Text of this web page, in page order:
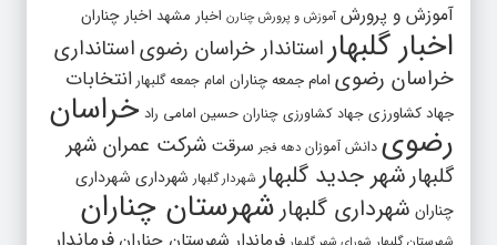
آموزش و پرورش آموزش و پرورش چنارن اخبار مشهد اخبار چناران
اخبار گلبهار استاندار خراسان رضویاستانداری
خراسان رضوی امام جمعه چناران امام جمعه گلبهار انتخابات
جهاد کشاورزی جهاد کشاورزی چناران حسین امامی راد خراسان
رضوی دانش آموزان دهه فجر سرقت شرکت عمران شهر
گلبهارشهر جدید گلبهار شهردار گلبهار شهرداری شهرداری
چناران شهرداری گلبهار شهرستان چناران